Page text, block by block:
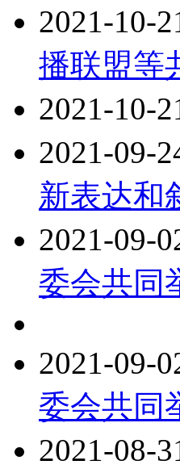
2021-10-
播联盟等
2021-10-
2021-09-
新表达和
2021-09-
委会共同
2021-09-
委会共同
2021-08-